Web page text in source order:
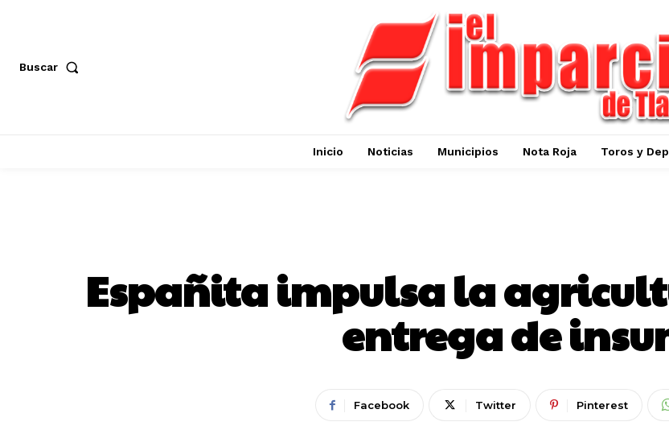
Buscar
Inicio Noticias Municipios Nota Roja Toros y
Españita impulsa la
entrega de
Facebook Twitter Pinterest